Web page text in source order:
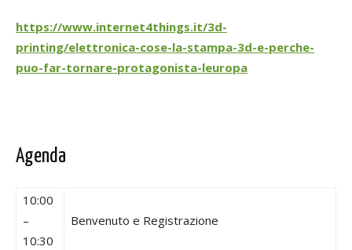
https://www.internet4things.it/3d-
printing/elettronica-cose-la-stampa-3d-e-perche-
puo-far-tornare-protagonista-leuropa
Agenda
10:00
–
10:30
Benvenuto e Registrazione